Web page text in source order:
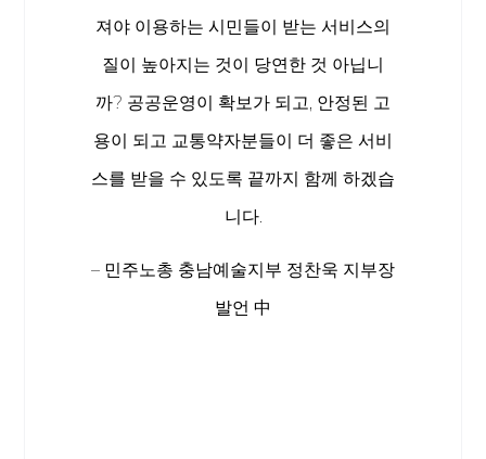
져야 이용하는 시민들이 받는 서비스의
질이 높아지는 것이 당연한 것 아닙니
까? 공공운영이 확보가 되고, 안정된 고
용이 되고 교통약자분들이 더 좋은 서비
스를 받을 수 있도록 끝까지 함께 하겠습
니다.
– 민주노총 충남예술지부 정찬욱 지부장
발언 中